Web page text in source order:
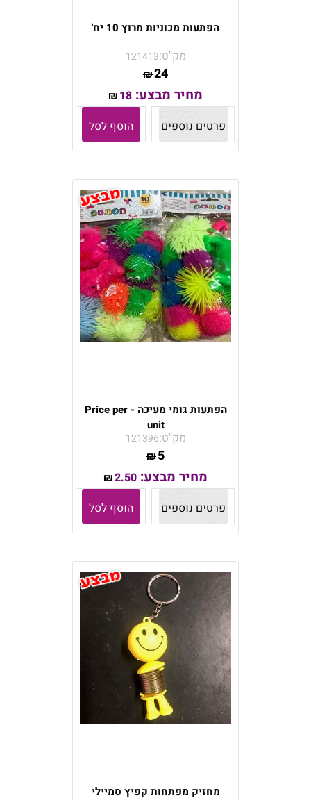
הפתעות מכוניות מרוץ 10 יח'
מק"ט:121413
₪24
מחיר מבצע: ₪18
פרטים נוספים
הוסף לסל
הפתעות גומי מעיכה - Price per
unit
מק"ט:121396
₪5
מחיר מבצע: ₪2.50
פרטים נוספים
הוסף לסל
מחזיק מפתחות קפיץ סמיילי